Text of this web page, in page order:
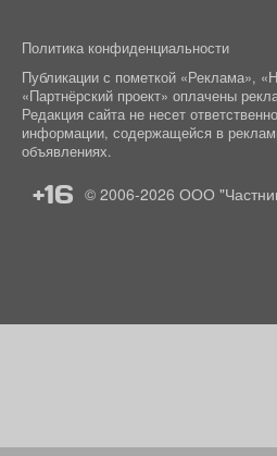
Политика конфиденциальности
Публикации с пометкой «Реклама»,
«Партнёрский проект» оплачены
Редакция сайта не несет
информации, содержащейся в
объявлениях.
+16 © 2006-2026 ООО